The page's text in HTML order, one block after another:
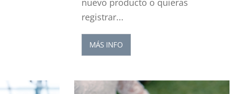
registrar...
MÁS INFO